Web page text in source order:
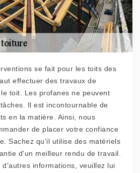
se fait pour les toits des
effectuer des travaux de
toit. Les profanes ne peuvent
Il est incontournable de
en la matière. Ainsi, nous
de placer votre confiance
Sachez qu'il utilise des matériels
d'un meilleur rendu de travail.
d'autres informations, veuillez lui